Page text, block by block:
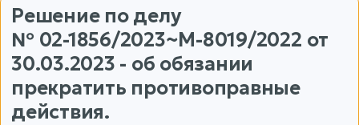
Решение по делу
№ 02-1856/2023~М-8019/2022 от
30.03.2023 - об обязании
прекратить противоправные
действия.